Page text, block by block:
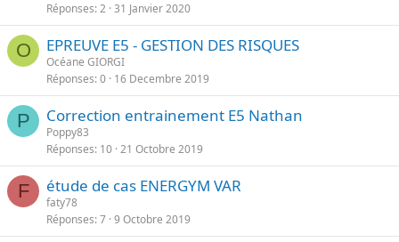
Réponses 2 31 Janvier 2020
O EPREUVE E5 - GESTION DES RISQUES
Océane GIORGI
Réponses 0 16 Decembre 2019
P Correction entrainement E5 Nathan
Poppy83
Réponses 10 21 Octobre 2019
F étude de cas ENERGYM VAR
faty78
Réponses 7 9 Octobre 2019